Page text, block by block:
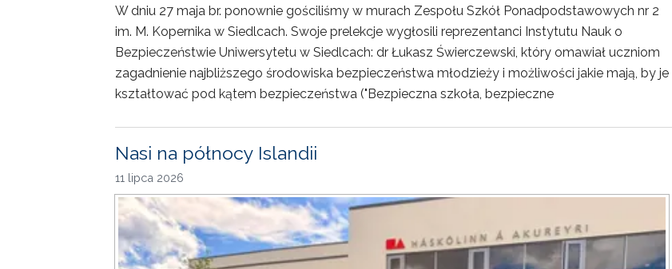
W dniu 27 maja br. ponownie gościliśmy w murach Zespołu Szkół Ponadpodstawowych nr 2
im. M. Kopernika w Siedlcach. Swoje prelekcje wygłosili reprezentanci Instytutu Nauk o
Bezpieczeństwie Uniwersytetu w Siedlcach: dr Łukasz Świerczewski, który omawiał uczniom
zagadnienie najbliższego środowiska bezpieczeństwa młodzieży i możliwości jakie mają, by je
kształtować pod kątem bezpieczeństwa ("Bezpieczna szkoła, bezpieczne
Nasi na północy Islandii
11 lipca 2026